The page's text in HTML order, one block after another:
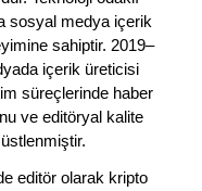
sosyal medya içerik
sahiptir. 2019–
içerik üreticisi
süreçlerinde haber
ve editöryal kalite
editör olarak kripto